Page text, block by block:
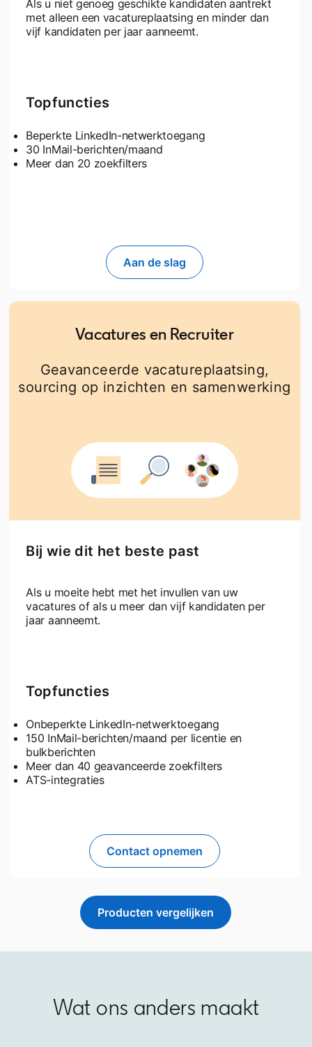
Als u niet genoeg geschikte kandidaten aantrekt
met alleen een vacatureplaatsing en minder dan
vijf kandidaten per jaar aanneemt.
Topfuncties
Beperkte LinkedIn-netwerktoegang
30 InMail-berichten/maand
Meer dan 20 zoekfilters
Aan de slagopens in a new tab
Vacatures en Recruiter
Geavanceerde vacatureplaatsing,
sourcing op inzichten en samenwerking
Bij wie dit het beste past
Als u moeite hebt met het invullen van uw
vacatures of als u meer dan vijf kandidaten per
jaar aanneemt.
Topfuncties
Onbeperkte LinkedIn-netwerktoegang
150 InMail-berichten/maand per licentie en
bulkberichten
Meer dan 40 geavanceerde zoekfilters
ATS-integraties
Contact opnemen
Producten vergelijken
Wat ons anders maakt